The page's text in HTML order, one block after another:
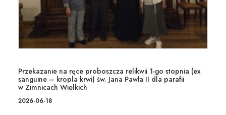
Przekazanie na ręce proboszcza relikwii 1-go stopnia (ex
sanguine – kropla krwi) św. Jana Pawła II dla parafii
w Zimnicach Wielkich
2026-06-18